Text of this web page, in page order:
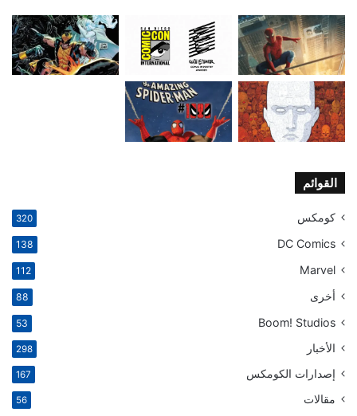
القوائم
كومكس 320
DC Comics
138
Marvel
112
أخرى 88
Boom! Studios
53
الأخبار 298
إصدارات الكومكس 167
مقالات 56